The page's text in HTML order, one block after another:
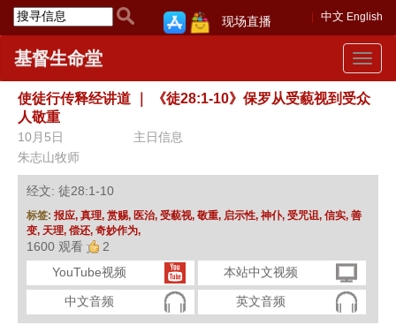
中文 English
现场直播
Toggle
基督生命堂
使徒行传释经讲道
《徒28:1-10》保罗从受藐视到受众
人敬重
10月5日
主日信息
朱志山牧师
经文: 徒28:1-10
标签: 报应, 真理, 赏赐, 医治, 受藐视, 敬重, 启示性, 神仆, 受咒诅, 信实, 善
变, 天理, 偿还, 奇妙作为,
1600 观看
2
YouTube视频
本站中文视频
中文音频 英文音频